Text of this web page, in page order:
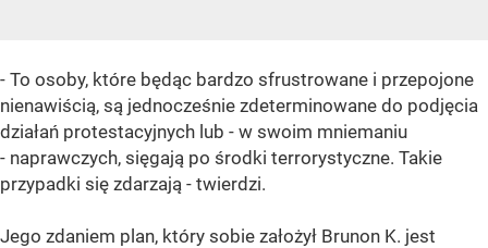
- To osoby, które będąc bardzo sfrustrowane i przepojone
nienawiścią, są jednocześnie zdeterminowane do podjęcia
działań protestacyjnych lub - w swoim mniemaniu
- naprawczych, sięgają po środki terrorystyczne. Takie
przypadki się zdarzają - twierdzi.
Jego zdaniem plan, który sobie założył Brunon K. jest